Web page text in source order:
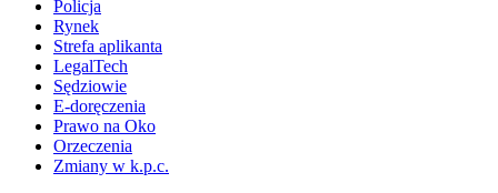
Policja
Rynek
Strefa aplikanta
LegalTech
Sędziowie
E-doręczenia
Prawo na Oko
Orzeczenia
Zmiany w k.p.c.